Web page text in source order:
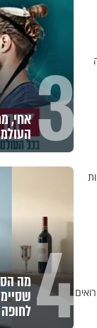
3 אחי,
4 לחופה
במבט לאחור -